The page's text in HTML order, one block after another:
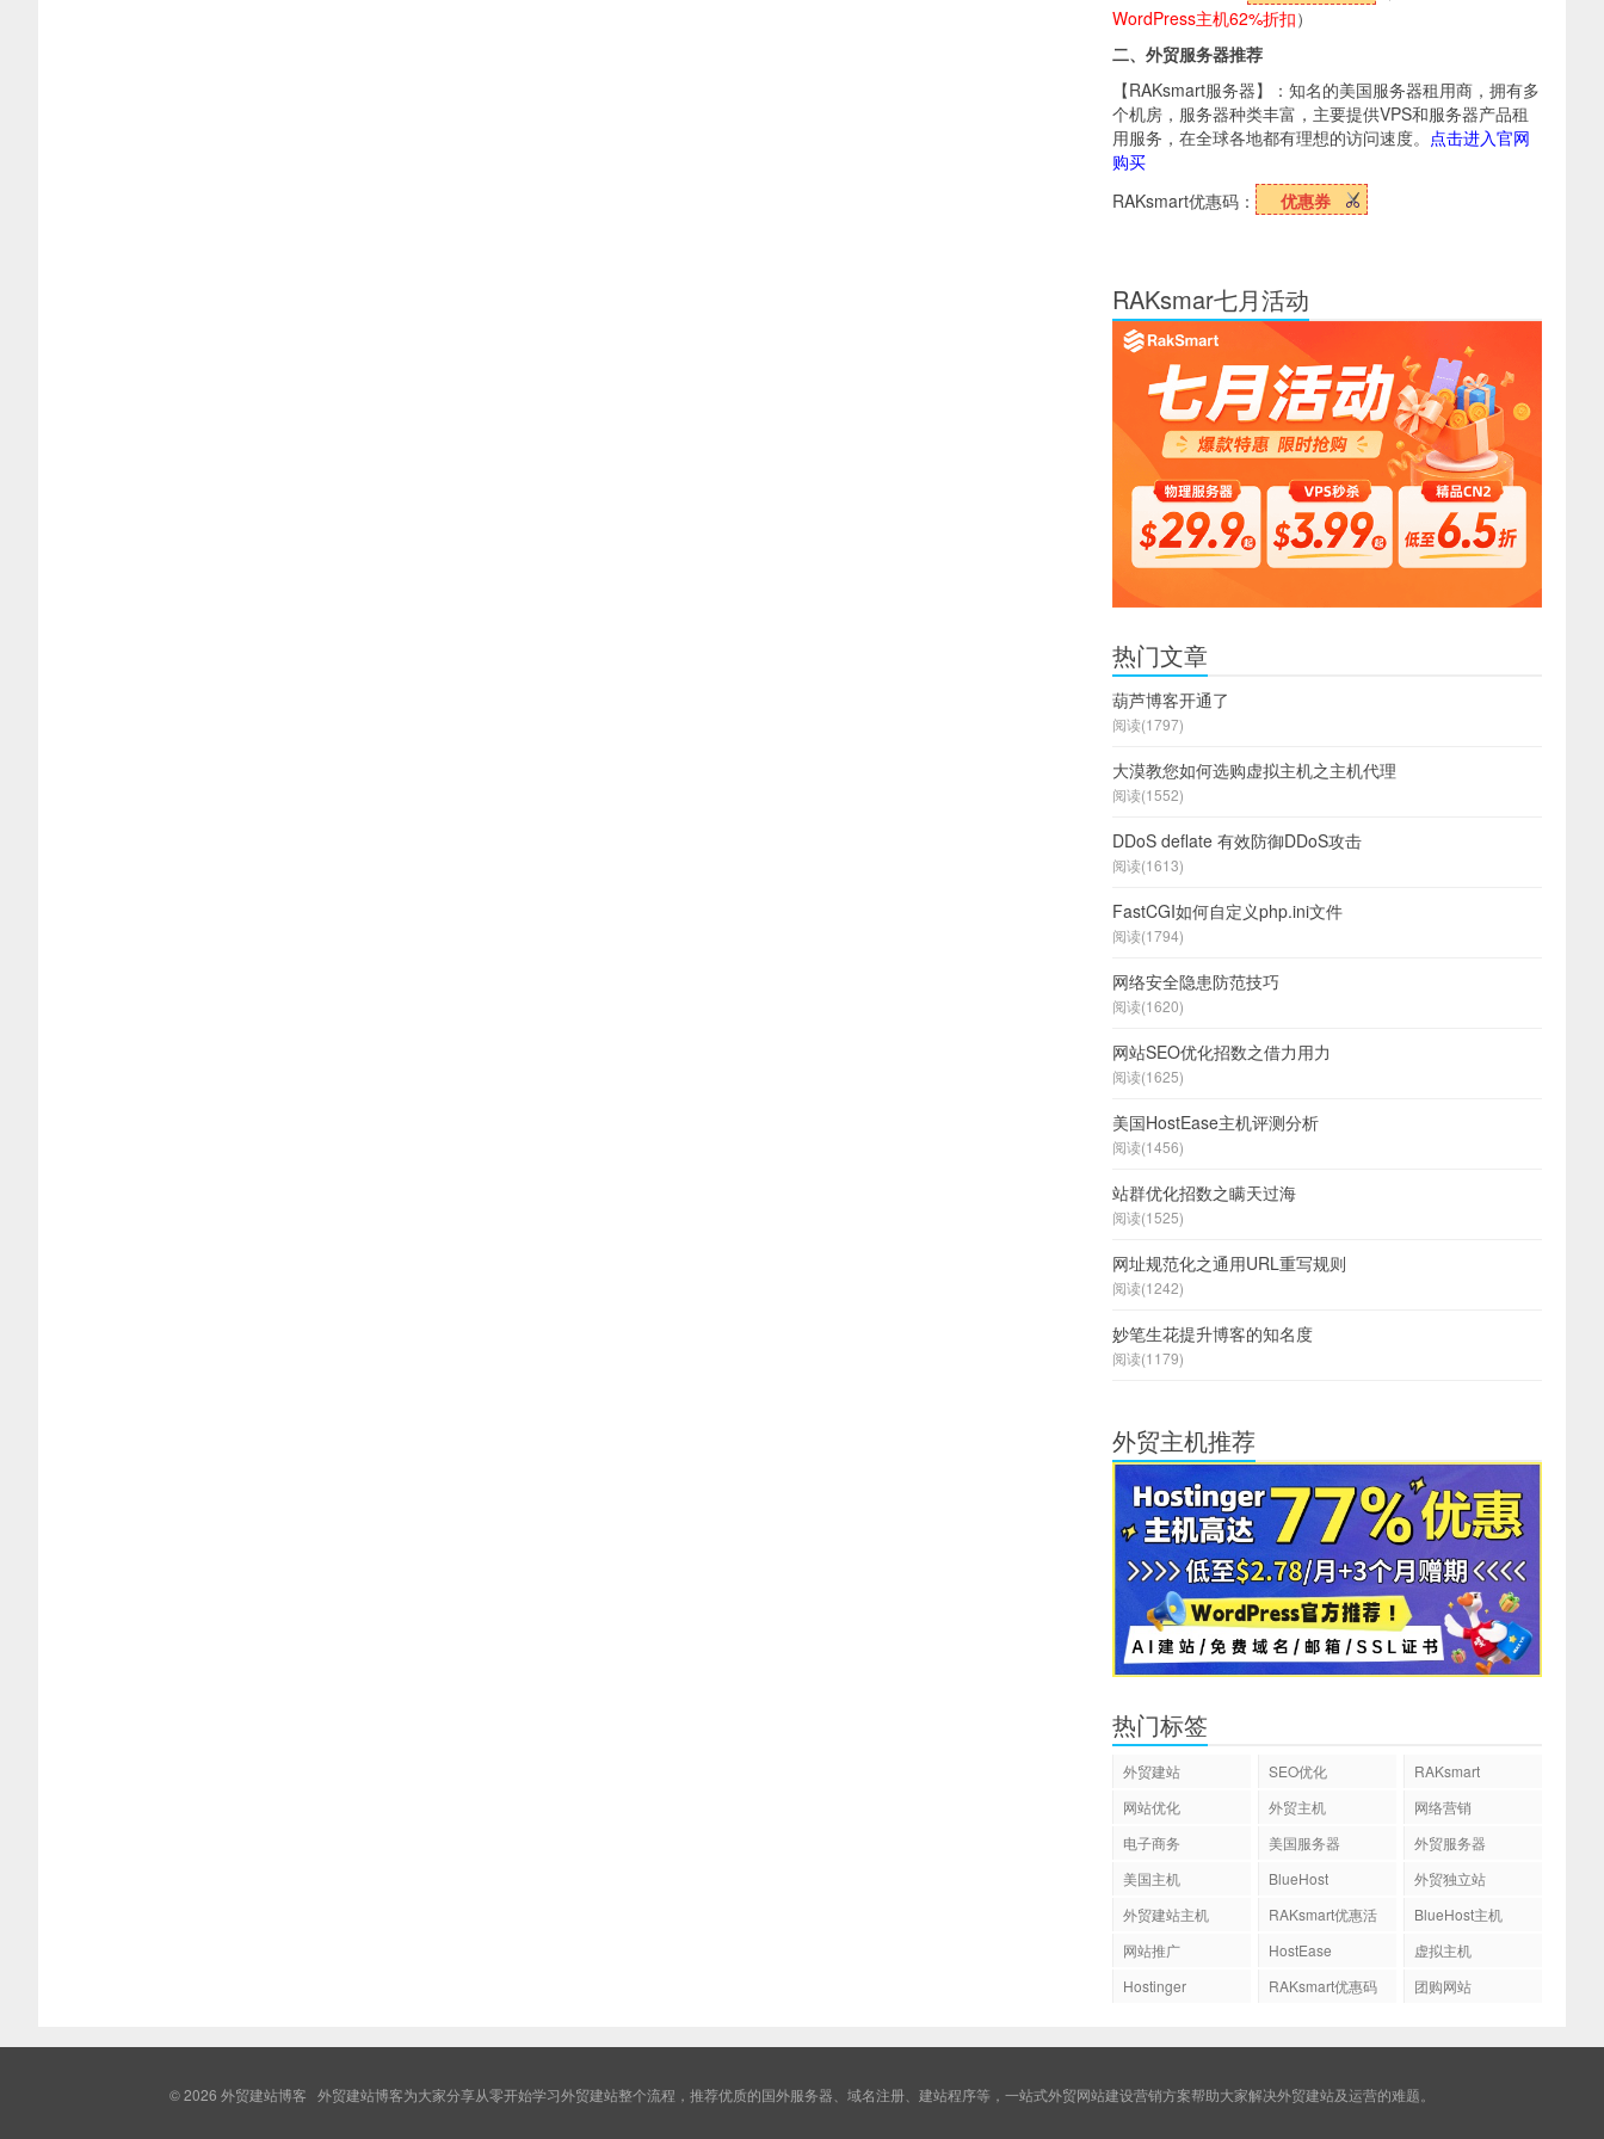
WordPress主机62%折扣）
二、外贸服务器推荐
【RAKsmart服务器】：知名的美国服务器租用商，拥有多
个机房，服务器种类丰富，主要提供VPS和服务器产品租
用服务，在全球各地都有理想的访问速度。 点击进入官网
购买
RAKsmart优惠码：
优惠券
RAKsmar七月活动
热门文章
葫芦博客开通了
阅读(1797)
大漠教您如何选购虚拟主机之主机代理
阅读(1552)
DDoS deflate 有效防御DDoS攻击
阅读(1613)
FastCGI如何自定义php.ini文件
阅读(1794)
网络安全隐患防范技巧
阅读(1620)
网站SEO优化招数之借力用力
阅读(1625)
美国HostEase主机评测分析
阅读(1456)
站群优化招数之瞒天过海
阅读(1525)
网址规范化之通用URL重写规则
阅读(1242)
妙笔生花提升博客的知名度
阅读(1179)
外贸主机推荐
热门标签
外贸建站 SEO优化
RAKsmart
网站优化
外贸主机
网络营销
电子商务
美国服务器
外贸服务器
美国主机
BlueHost
外贸独立站
外贸建站主机
RAKsmart优惠活
BlueHost主机
网站推广
HostEase
虚拟主机
Hostinger
RAKsmart优惠码 团购网站
© 2026 外贸建站博客 外贸建站博客为大家分享从零开始学习外贸建站整个流程，推荐优质的国外服务器、域名注册、建站程序等，一站式外贸网站建设营销方案帮助大家解决外贸建站及运营的难题。